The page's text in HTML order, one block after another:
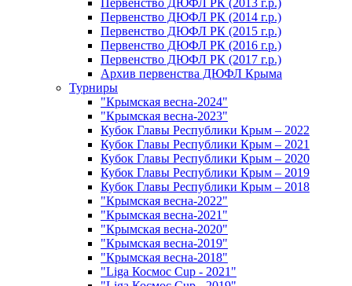
Первенство ДЮФЛ РК (2013 г.р.)
Первенство ДЮФЛ РК (2014 г.р.)
Первенство ДЮФЛ РК (2015 г.р.)
Первенство ДЮФЛ РК (2016 г.р.)
Первенство ДЮФЛ РК (2017 г.р.)
Архив первенства ДЮФЛ Крыма
Турниры
"Крымская весна-2024"
"Крымская весна-2023"
Кубок Главы Республики Крым – 2022
Кубок Главы Республики Крым – 2021
Кубок Главы Республики Крым – 2020
Кубок Главы Республики Крым – 2019
Кубок Главы Республики Крым – 2018
"Крымская весна-2022"
"Крымская весна-2021"
"Крымская весна-2020"
"Крымская весна-2019"
"Крымская весна-2018"
"Liga Космос Cup - 2021"